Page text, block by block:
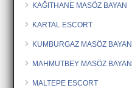
KAĞITHANE MASÖZ BAYAN
KARTAL ESCORT
KUMBURGAZ MASÖZ BAYAN
MAHMUTBEY MASÖZ BAYAN
MALTEPE ESCORT